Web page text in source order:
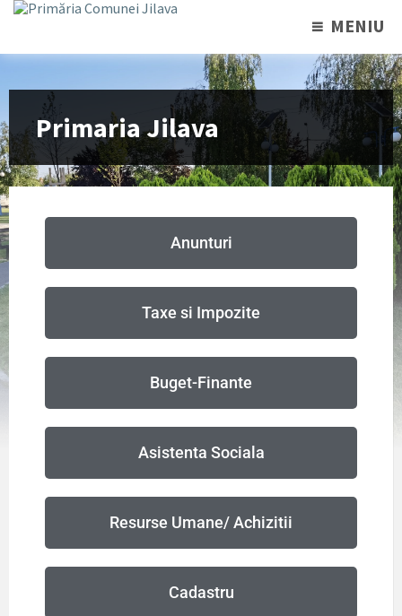
MENIU
Primaria Jilava
Anunturi
Taxe si Impozite
Buget-Finante
Asistenta Sociala
Resurse Umane/ Achizitii
Cadastru